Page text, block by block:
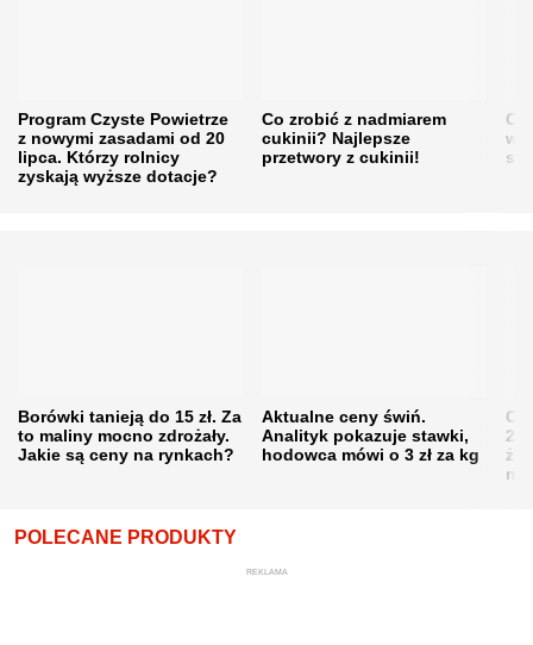
Program Czyste Powietrze
z nowymi zasadami od 20
lipca. Którzy rolnicy
zyskają wyższe dotacje?
Co zrobić z nadmiarem
cukinii? Najlepsze
przetwory z cukinii!
w
Borówki tanieją do 15 zł. Za
to maliny mocno zdrożały.
Jakie są ceny na rynkach?
Aktualne ceny świń.
Analityk pokazuje stawki,
hodowca mówi o 3 zł za kg
POLECANE PRODUKTY
REKLAMA